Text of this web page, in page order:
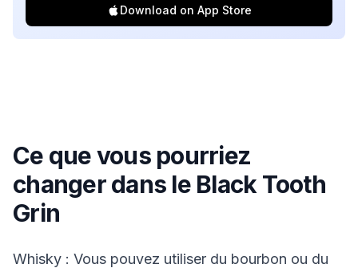
Download on App Store
Ce que vous pourriez
changer dans le Black Tooth
Grin
Whisky : Vous pouvez utiliser du bourbon ou du